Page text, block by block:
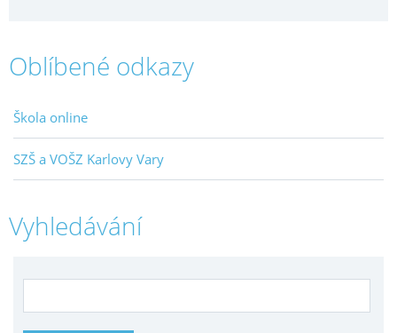
Oblíbené odkazy
Škola online
SZŠ a VOŠZ Karlovy Vary
Vyhledávání